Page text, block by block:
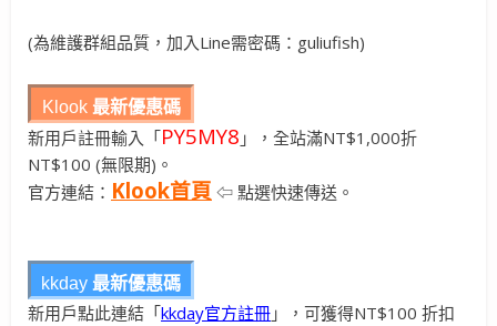
(為維護群組品質，加入Line需密碼：guliufish)
Klook 最新優惠碼
新用戶註冊輸入「PY5MY8 」，全站滿NT$1,000折
NT$100 (無限期)。
官方連結： Klook首頁 ⇦ 點選快速傳送。
kkday 最新優惠碼
新用戶點此連結「kkday官方註冊 」，可獲得NT$100 折扣